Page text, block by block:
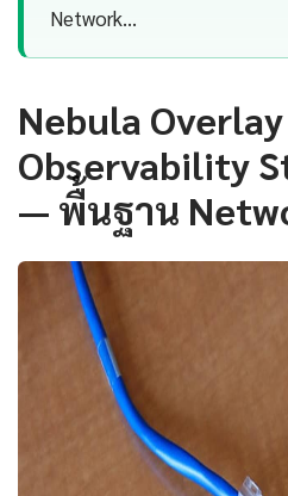
Network…
Nebula
Observability
— พื้นฐาน